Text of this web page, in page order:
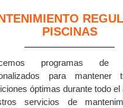
PISCINAS
programas de
para
óptimas durante todo el
servicios de